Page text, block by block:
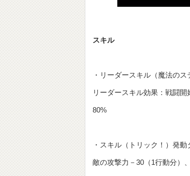
スキル
・リーダースキル（魔法のス
リーダースキル効果：戦闘
80%
・スキル（トリック！）発
敵の攻撃力－30（1行動分）